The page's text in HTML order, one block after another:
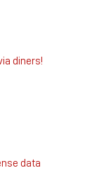
diners!
data